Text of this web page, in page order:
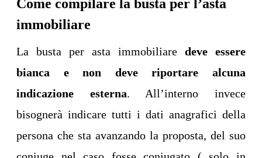
Come compilare la busta per l’asta
immobiliare
La busta per asta immobiliare deve essere
bianca e non deve riportare alcuna
indicazione esterna. All’interno invece
bisognerà indicare tutti i dati anagrafici della
persona che sta avanzando la proposta, del suo